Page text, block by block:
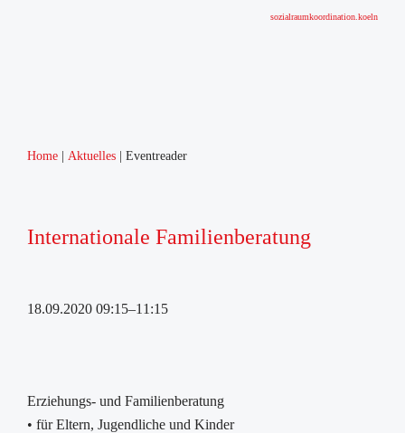
sozialraumkoordination.koeln
Home Aktuelles Eventreader
Internationale Familienberatung
18.09.2020 09:15–11:15
Erziehungs- und Familienberatung
• für Eltern, Jugendliche und Kinder